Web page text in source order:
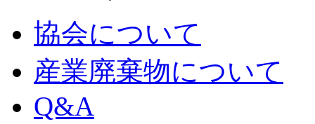
協会について
産業廃棄物について
Q&A